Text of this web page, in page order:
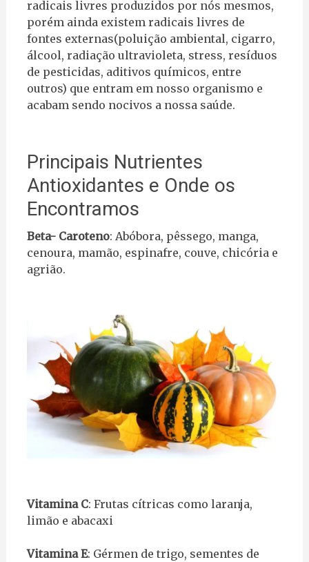
radicais livres produzidos por nós mesmos,
porém ainda existem radicais livres de
fontes externas(poluição ambiental, cigarro,
álcool, radiação ultravioleta, stress, resíduos
de pesticidas, aditivos químicos, entre
outros) que entram em nosso organismo e
acabam sendo nocivos a nossa saúde.
Principais Nutrientes
Antioxidantes e Onde os
Encontramos
Beta- Caroteno: Abóbora, pêssego, manga,
cenoura, mamão, espinafre, couve, chicória e
agrião.
Vitamina C: Frutas cítricas como laranja,
limão e abacaxi
Vitamina E: Gérmen de trigo, sementes de